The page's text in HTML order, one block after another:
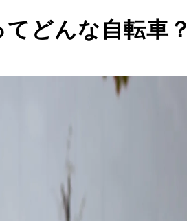
どんな自転車？